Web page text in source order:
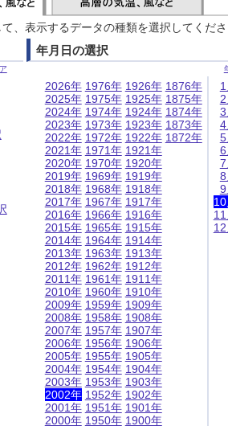
、表示するデータの種類を選択してくだ
年月日の選択
2026年
2025年
2024年
2023年
2022年
2021年
2020年
2019年
2018年
2017年
2016年
2015年
2014年
2013年
2012年
2011年
2010年
2009年
2008年
2007年
2006年
2005年
2004年
2003年
2002年
2001年
2000年
1976年
1975年
1974年
1973年
1972年
1971年
1970年
1969年
1968年
1967年
1966年
1965年
1964年
1963年
1962年
1961年
1960年
1959年
1958年
1957年
1956年
1955年
1954年
1953年
1952年
1951年
1950年
1926年
1925年
1924年
1923年
1922年
1921年
1920年
1919年
1918年
1917年
1916年
1915年
1914年
1913年
1912年
1911年
1910年
1909年
1908年
1907年
1906年
1905年
1904年
1903年
1902年
1901年
1900年
1876年
1875年
1874年
1873年
1872年